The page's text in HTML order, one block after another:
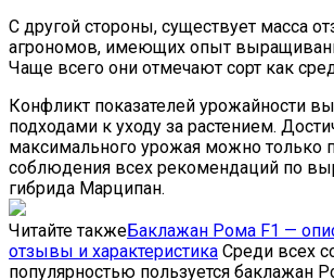
С другой стороны, существует масса
агрономов, имеющих опыт
Чаще всего они отмечают сорт как
Конфликт показателей урожайности
подходами к уходу за растением.
максимального урожая можно только
соблюдения всех рекомендаций по
гибрида Марципан.
Читайте такжеБаклажан Рома F1 —
отзывы и характеристика Среди всех
популярностью пользуется баклажан